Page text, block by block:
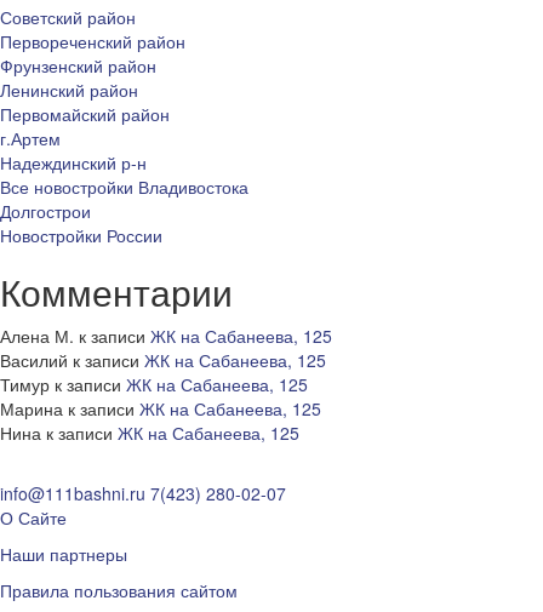
Советский район
Первореченский район
Фрунзенский район
Ленинский район
Первомайский район
г.Артем
Надеждинский р-н
Все новостройки Владивостока
Долгострои
Новостройки России
Комментарии
Алена М. к записи ЖК на Сабанеева, 125
Василий к записи ЖК на Сабанеева, 125
Тимур к записи ЖК на Сабанеева, 125
Марина к записи ЖК на Сабанеева, 125
Нина к записи ЖК на Сабанеева, 125
info@111bashni.ru 7(423) 280-02-07
О Сайте
Наши партнеры
Правила пользования сайтом